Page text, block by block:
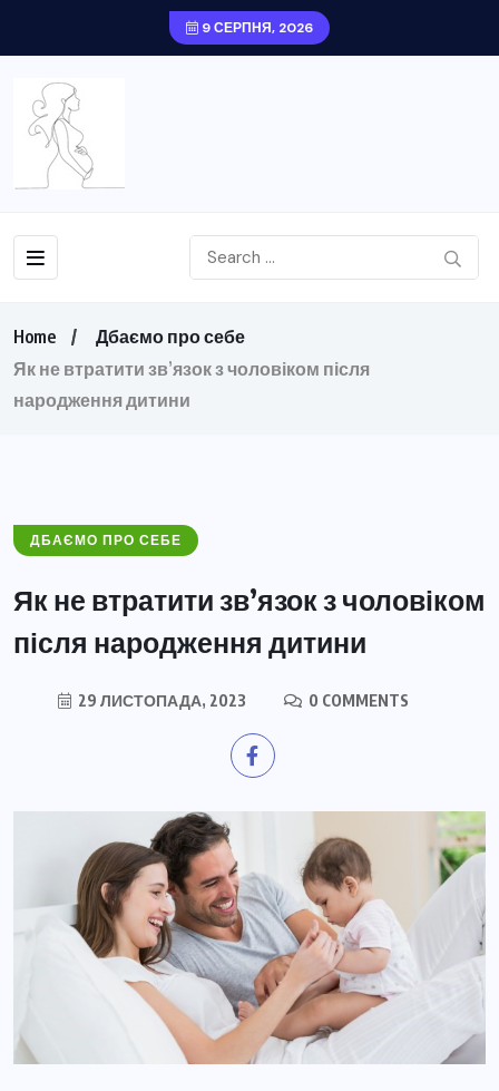
9 СЕРПНЯ, 2026
Home
Дбаємо про себе
Як не втратити зв’язок з чоловіком після
народження дитини
ДБАЄМО ПРО СЕБЕ
Як не втратити зв’язок з чоловіком
після народження дитини
29 ЛИСТОПАДА, 2023 0 COMMENTS